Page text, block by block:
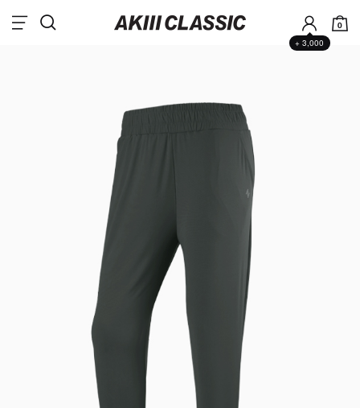
+ 3,000
0